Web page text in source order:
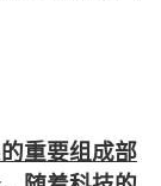
重要组成部